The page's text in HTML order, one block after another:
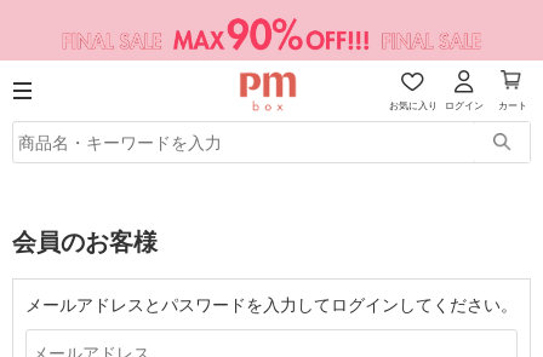
お気に入り ログイン カート
会員のお客様
メールアドレスとパスワードを入力してログインしてください。